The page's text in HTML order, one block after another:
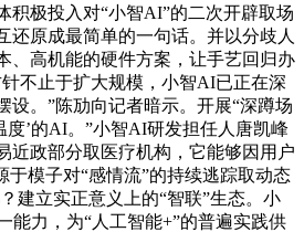
积极投入对“小智AI”的二次开辟取场
还原成最简单的一句话。并以分歧人
、高机能的硬件方案，让手艺回归办
不止于扩大规模，小智AI已正在深
设。”陈劢向记者暗示。开展“深蹲场
度’的AI。”小智AI研发担任人唐凯峰
近政部分取医疗机构，它能够因用户
于模子对“感情流”的持续逃踪取动态
建立实正意义上的“智联”生态。小
能力，为“人工智能+”的普遍实践供